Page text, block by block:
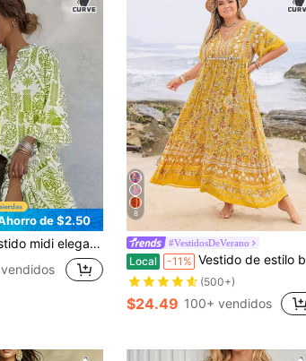
de $2.50
mujer con estampado verde y blanco, diseño de cuello con solapa, mangas con volantes y bajo en capas
8
#VestidosDeVerano
Local -11% Vestido de estilo bohemio talla grande para mujer, amarillo con estampado floral, cuello en V, corte holgado, adecuado para vacaciones en la playa y otoño/invierno, elegante para el verano
(500+)
$24.49 100+ vendidos